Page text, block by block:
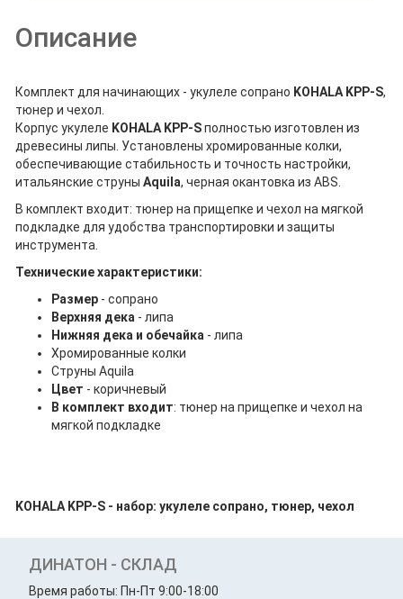
Описание
Комплект для начинающих - укулеле сопрано KOHALA KPP-S,
тюнер и чехол.
Корпус укулеле KOHALA KPP-Sполностью изготовлен из
древесины липы. Установлены хромированные колки,
обеспечивающие стабильность и точность настройки,
итальянские струныAquila, черная окантовка из ABS.
В комплект входит: тюнер на прищепке и чехол на мягкой
подкладке для удобства транспортировки и защиты
инструмента.
Технические характеристики:
Размер - сопрано
Верхняя дека - липа
Нижняя дека и обечайка - липа
Хромированные колки
Струны Aquila
Цвет - коричневый
В комплект входит: тюнер на прищепке и чехол на
мягкой подкладке
KOHALA KPP-S - набор: укулеле сопрано, тюнер, чехол
ДИНАТОН - СКЛАД
Время работы: Пн-Пт 9:00-18:00